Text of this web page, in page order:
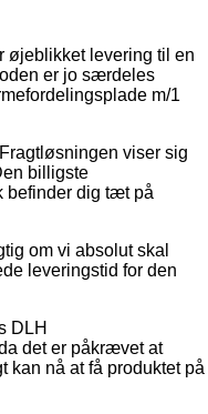
øjeblikket levering til en
er jo særdeles
m/1
viser sig
billigste
befinder dig tæt på
om vi absolut skal
leveringstid for den
DLH
det er påkrævet at
kan nå at få produktet på